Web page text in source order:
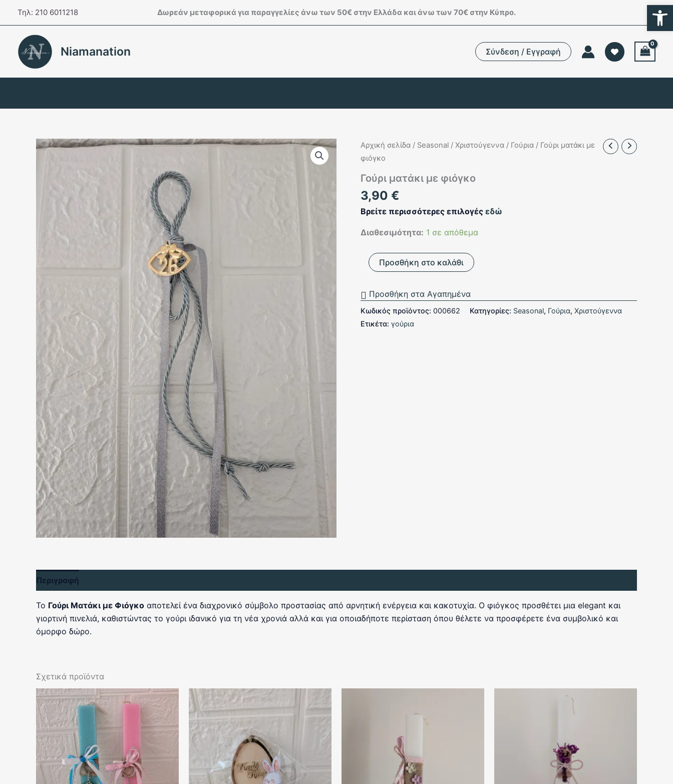
περιεχόμενο
Τηλ: 210 6011218 Δωρεάν μεταφορικά για παραγγελίες άνω των 50€ στην Ελλάδα και άνω των 70€ στην Κύπρο.
Niamanation Σύνδεση / Εγγραφή
Αρχική σελίδα / Seasonal / Χριστούγεννα / Γούρια / Γούρι ματάκι με
φιόγκο
Γούρι ματάκι με φιόγκο
3,90 €
Βρείτε περισσότερες επιλογές εδώ
Διαθεσιμότητα: 1 σε απόθεμα
Γούρι
ματάκι
ποσότητα
Προσθήκη στο καλάθι
Προσθήκη στα Αγαπημένα
Κωδικός προϊόντος: 000662 Κατηγορίες: Seasonal, Γούρια, Χριστούγεννα
Ετικέτα: γούρια
Περιγραφή
Το Γούρι Ματάκι με Φιόγκο αποτελεί ένα διαχρονικό σύμβολο προστασίας από αρνητική ενέργεια και κακοτυχία. Ο φιόγκος προσθέτει μια elegant και
γιορτινή πινελιά, καθιστώντας το γούρι ιδανικό για τη νέα χρονιά αλλά και για οποιαδήποτε περίσταση όπου θέλετε να προσφέρετε ένα συμβολικό και
όμορφο δώρο.
Σχετικά προϊόντα